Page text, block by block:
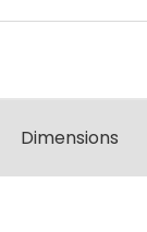
Dimensions